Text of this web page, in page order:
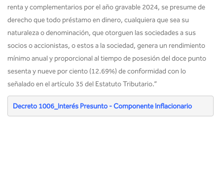
renta y complementarios por el año gravable 2024, se presume de
derecho que todo préstamo en dinero, cualquiera que sea su
naturaleza o denominación, que otorguen las sociedades a sus
socios o accionistas, o estos a la sociedad, genera un rendimiento
mínimo anual y proporcional al tiempo de posesión del doce punto
sesenta y nueve por ciento (12.69%) de conformidad con lo
señalado en el artículo 35 del Estatuto Tributario.”
Decreto 1006_Interés Presunto - Componente Inflacionario